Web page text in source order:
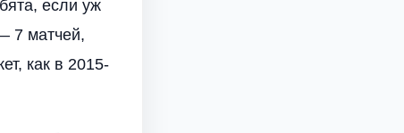
если уж
7 матчей,
как в 2015-